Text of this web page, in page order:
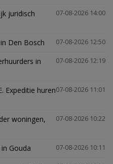
07-08-2026 14:00
juridisch
07-08-2026 12:50
Den Bosch
07-08-2026 12:19
in
07-08-2026 11:01
Expeditie huren
07-08-2026 10:22
woningen,
07-08-2026 10:11
Gouda